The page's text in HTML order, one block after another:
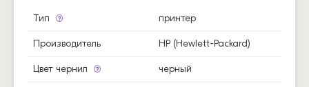
Тип принтер
Производитель HP (Hewlett-Packard)
Цвет чернил черный